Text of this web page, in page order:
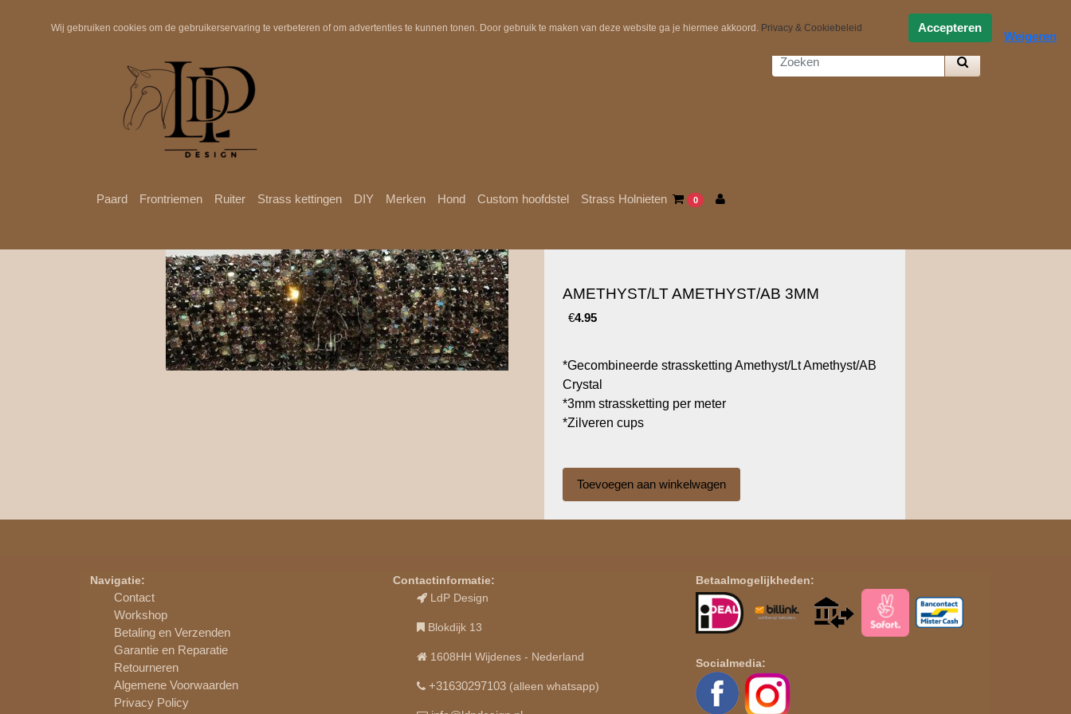
Paard Frontriemen Ruiter Strass kettingen DIY Merken Hond Custom hoofdstel Strass Holnieten 0
AMETHYST/LT AMETHYST/AB 3MM
€4.95
*Gecombineerde strassketting Amethyst/Lt Amethyst/AB
Crystal
*3mm strassketting per meter
*Zilveren cups
Navigatie:
Contact
Workshop
Betaling en Verzenden
Garantie en Reparatie
Retourneren
Algemene Voorwaarden
Privacy Policy
Contactinformatie:
LdP Design
Blokdijk 13
1608HH Wijdenes - Nederland
+31630297103 (alleen whatsapp)
Betaalmogelijkheden:
Socialmedia:
Wij gebruiken cookies om de gebruikerservaring te verbeteren of om advertenties te kunnen tonen. Door gebruik te maken van deze website ga je hiermee akkoord. Privacy & Cookiebeleid Accepteren
Weigeren